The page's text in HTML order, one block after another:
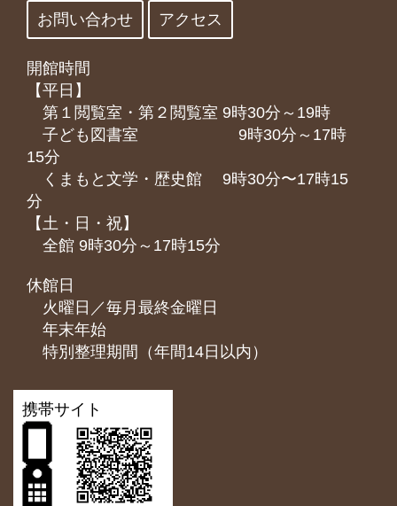
お問い合わせ アクセス
開館時間
【平日】
第１閲覧室・第２閲覧室 9時30分～19時
子ども図書室 9時30分～17時
15分
くまもと⽂学・歴史館 9時30分〜17時15
分
【土・日・祝】
全館 9時30分～17時15分
休館日
火曜日／毎月最終金曜日
年末年始
特別整理期間（年間14日以内）
携帯サイト